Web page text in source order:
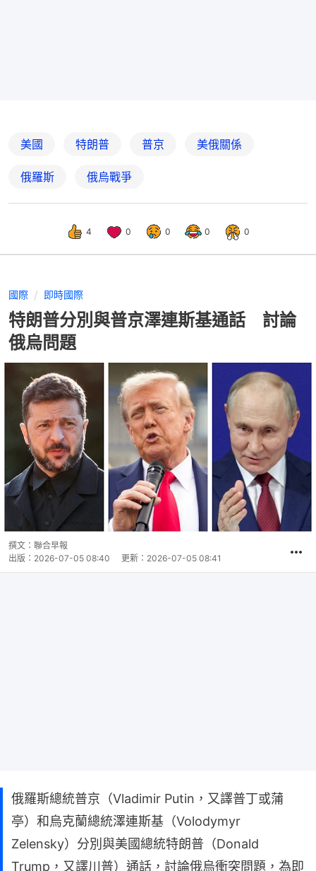
美國 特朗普 普京 美俄關係
俄羅斯 俄烏戰爭
4 0 0 0 0
國際 即時國際
特朗普分別與普京澤連斯基通話 討論
俄烏問題
撰文： 聯合早報
出版： 2026-07-05 08:40 更新： 2026-07-05 08:41
俄羅斯總統普京（Vladimir Putin，又譯普丁或蒲
亭）和烏克蘭總統澤連斯基（Volodymyr
Zelensky）分別與美國總統特朗普（Donald
Trump，又譯川普）通話，討論俄烏衝突問題，為即